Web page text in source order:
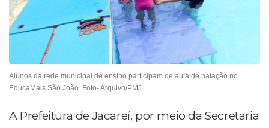
Alunos da rede municipal de ensino participam de aula de natação no
EducaMais São João. Foto- Arquivo/PMJ
A Prefeitura de Jacareí, por meio da Secretaria